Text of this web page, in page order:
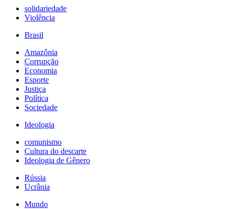
solidariedade
Violência
Brasil
Amazônia
Corrupção
Economia
Esporte
Justiça
Política
Sociedade
Ideologia
comunismo
Cultura do descarte
Ideologia de Gênero
Rússia
Ucrânia
Mundo